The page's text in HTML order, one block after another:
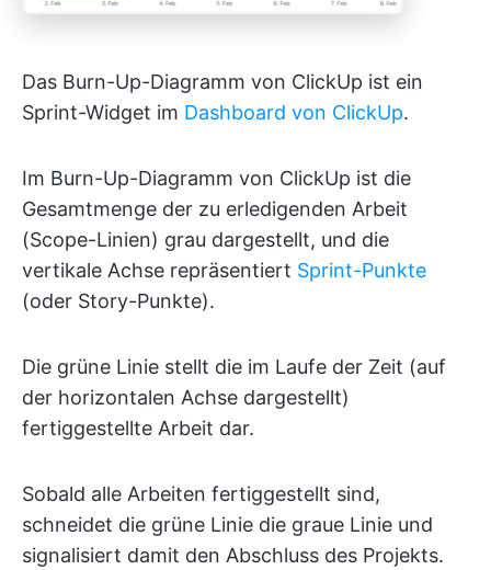
Das Burn-Up-Diagramm von ClickUp ist ein
Sprint-Widget im Dashboard von ClickUp.
Im Burn-Up-Diagramm von ClickUp ist die
Gesamtmenge der zu erledigenden Arbeit
(Scope-Linien) grau dargestellt, und die
vertikale Achse repräsentiert Sprint-Punkte
(oder Story-Punkte).
Die grüne Linie stellt die im Laufe der Zeit (auf
der horizontalen Achse dargestellt)
fertiggestellte Arbeit dar.
Sobald alle Arbeiten fertiggestellt sind,
schneidet die grüne Linie die graue Linie und
signalisiert damit den Abschluss des Projekts.